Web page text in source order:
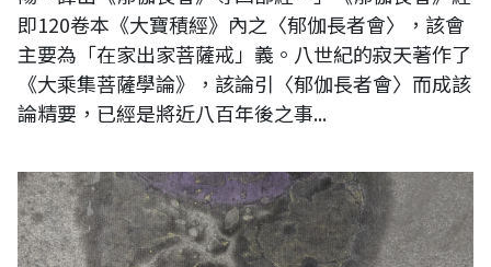
即120卷本《大寶積經》內之〈郁伽長者會〉，該會
主要為「在家出家菩薩戒」義。八世紀的寂天著作了
《大乘集菩薩學論》，該論引〈郁伽長者會〉而成該
論精要，已經是將近八百年後之事...
作品名稱： 日月戢重暉 規格：50x40公分 媒材：墨、宣紙 年代： 2024